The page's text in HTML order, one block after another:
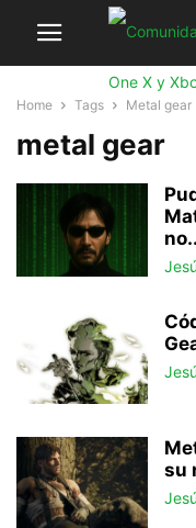
Home Tags Metal gear
metal gear
su